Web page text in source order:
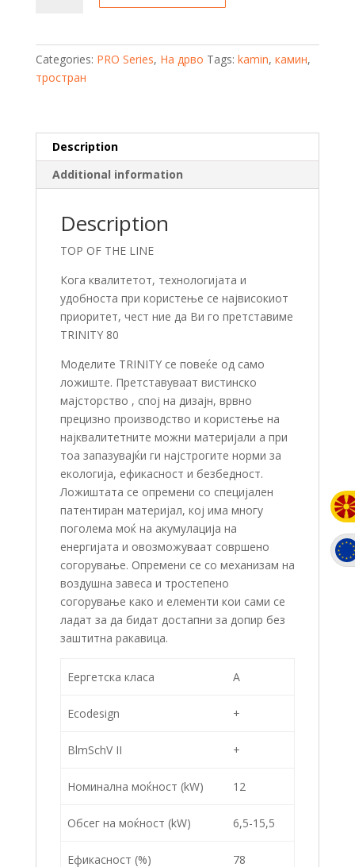
Categories: PRO Series, На дрво Tags: kamin, камин,
тростран
Description
Additional information
Description
TOP OF THE LINE
Кога квалитетот, технологијата и
удобноста при користење се највисокиот
приоритет, чест ние да Ви го претставиме
TRINITY 80
Моделите TRINITY се повеќе од само
ложиште. Претставуваат вистинско
мајсторство , спој на дизајн, врвно
прецизно производство и користење на
најквалитетните можни материјали а при
тоа запазувајќи ги најстрогите норми за
екологија, ефикасност и безбедност.
Ложиштата се опремени со специјален
патентиран материјал, кој има многу
поголема моќ на акумулација на
енергијата и овозможуваат совршено
согорување. Опремени се со механизам на
воздушна завеса и тростепено
согорување како и елементи кои сами се
ладат за да бидат достапни за допир без
заштитна ракавица.
Еергетска класа A
Ecodesign +
BlmSchV II +
Номинална моќност (kW) 12
Обсег на моќност (kW) 6,5-15,5
Ефикасност (%) 78